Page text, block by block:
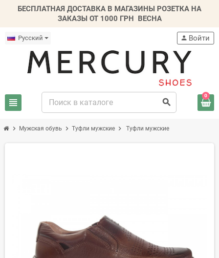
БЕСПЛАТНАЯ ДОСТАВКА В МАГАЗИНЫ РОЗЕТКА НА
ЗАКАЗЫ ОТ 1000 ГРН ВЕСНА
Русский
view_headline search
person Войти
0
chevron_right Мужская обувь chevron_right Туфли мужские chevron_right Туфли мужские